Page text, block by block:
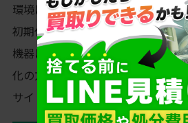
環境に悪影響を与える可能性があ
初期化を行うことで、データを安
機器に移したりすることができま
化の方法は、DVDレコーダーの取
サイトなどを参照してください。